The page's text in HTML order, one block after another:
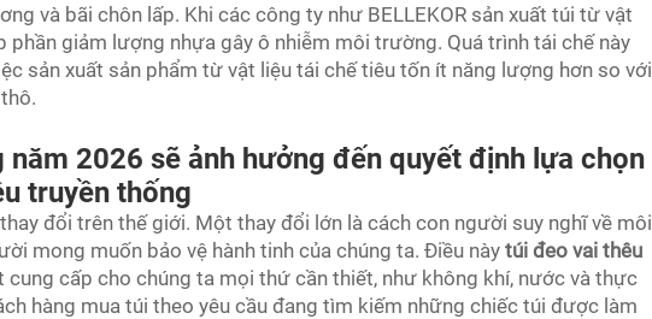
và bãi chôn lấp. Khi các công ty như BELLEKOR sản xuất túi từ vật
phần giảm lượng nhựa gây ô nhiễm môi trường. Quá trình tái chế này
sản xuất sản phẩm từ vật liệu tái chế tiêu tốn ít năng lượng hơn so với
năm 2026 sẽ ảnh hưởng đến quyết định lựa chọn
truyền thống
đổi trên thế giới. Một thay đổi lớn là cách con người suy nghĩ về môi
mong muốn bảo vệ hành tinh của chúng ta. Điều này túi đeo vai thêu
cung cấp cho chúng ta mọi thứ cần thiết, như không khí, nước và thực
hàng mua túi theo yêu cầu đang tìm kiếm những chiếc túi được làm